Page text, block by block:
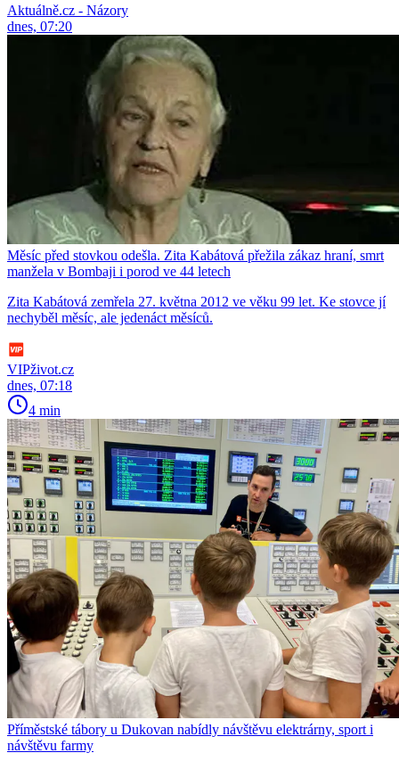
Aktuálně.cz - Názory
dnes, 07:20
Měsíc před stovkou odešla. Zita Kabátová přežila zákaz hraní, smrt
manžela v Bombaji i porod ve 44 letech
Zita Kabátová zemřela 27. května 2012 ve věku 99 let. Ke stovce jí
nechyběl měsíc, ale jedenáct měsíců.
VIPživot.cz
dnes, 07:18
4 min
Příměstské tábory u Dukovan nabídly návštěvu elektrárny, sport i
návštěvu farmy